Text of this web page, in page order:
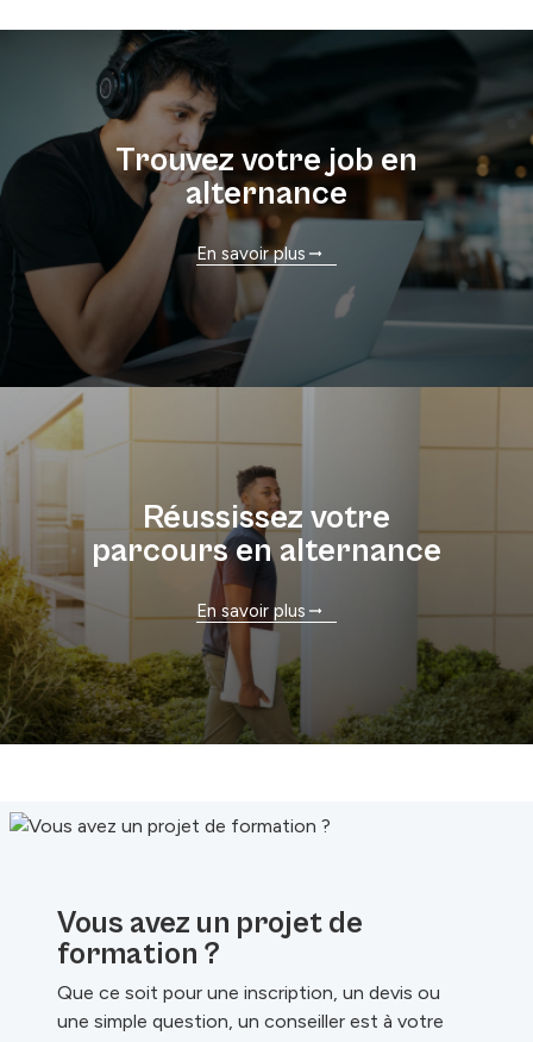
Trouvez votre job en
alternance
En savoir plus
Réussissez votre
parcours en alternance
En savoir plus
Vous avez un projet de
formation ?
Que ce soit pour une inscription, un devis ou
une simple question, un conseiller est à votre